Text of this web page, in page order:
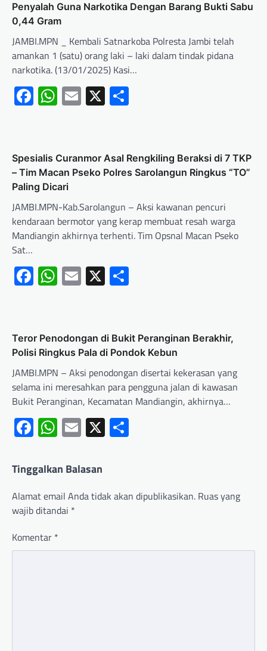
Penyalah Guna Narkotika Dengan Barang Bukti Sabu
0,44 Gram
JAMBI.MPN _ Kembali Satnarkoba Polresta Jambi telah
amankan 1 (satu) orang laki – laki dalam tindak pidana
narkotika. (13/01/2025) Kasi…
Facebook
WhatsApp
Email
X
Spesialis Curanmor Asal Rengkiling Beraksi di 7 TKP
– Tim Macan Pseko Polres Sarolangun Ringkus “TO”
Paling Dicari
JAMBI.MPN-Kab.Sarolangun – Aksi kawanan pencuri
kendaraan bermotor yang kerap membuat resah warga
Mandiangin akhirnya terhenti. Tim Opsnal Macan Pseko
Sat…
Facebook
WhatsApp
Email
X
Teror Penodongan di Bukit Peranginan Berakhir,
Polisi Ringkus Pala di Pondok Kebun
JAMBI.MPN – Aksi penodongan disertai kekerasan yang
selama ini meresahkan para pengguna jalan di kawasan
Bukit Peranginan, Kecamatan Mandiangin, akhirnya…
Facebook
WhatsApp
Email
X
Tinggalkan Balasan
Alamat email Anda tidak akan dipublikasikan. Ruas yang
wajib ditandai *
Komentar *